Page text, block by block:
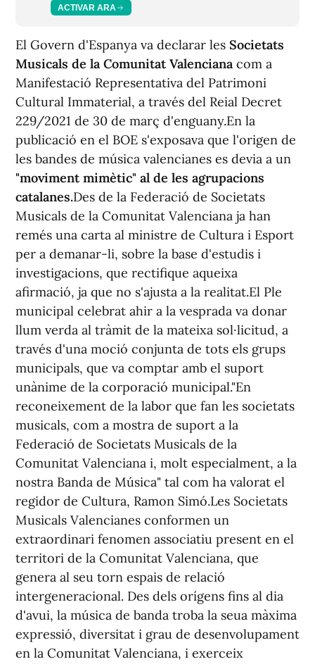
ACTIVAR ARA
El Govern d'Espanya va declarar les Societats
Musicals de la Comunitat Valenciana com a
Manifestació Representativa del Patrimoni
Cultural Immaterial, a través del Reial Decret
229/2021 de 30 de març d'enguany.En la
publicació en el BOE s'exposava que l'origen de
les bandes de música valencianes es devia a un
"moviment mimètic" al de les agrupacions
catalanes.Des de la Federació de Societats
Musicals de la Comunitat Valenciana ja han
remés una carta al ministre de Cultura i Esport
per a demanar-li, sobre la base d'estudis i
investigacions, que rectifique aqueixa
afirmació, ja que no s'ajusta a la realitat.El Ple
municipal celebrat ahir a la vesprada va donar
llum verda al tràmit de la mateixa sol·licitud, a
través d'una moció conjunta de tots els grups
municipals, que va comptar amb el suport
unànime de la corporació municipal."En
reconeixement de la labor que fan les societats
musicals, com a mostra de suport a la
Federació de Societats Musicals de la
Comunitat Valenciana i, molt especialment, a la
nostra Banda de Música" tal com ha valorat el
regidor de Cultura, Ramon Simó.Les Societats
Musicals Valencianes conformen un
extraordinari fenomen associatiu present en el
territori de la Comunitat Valenciana, que
genera al seu torn espais de relació
intergeneracional. Des dels orígens fins al dia
d'avui, la música de banda troba la seua màxima
expressió, diversitat i grau de desenvolupament
en la Comunitat Valenciana, i exerceix